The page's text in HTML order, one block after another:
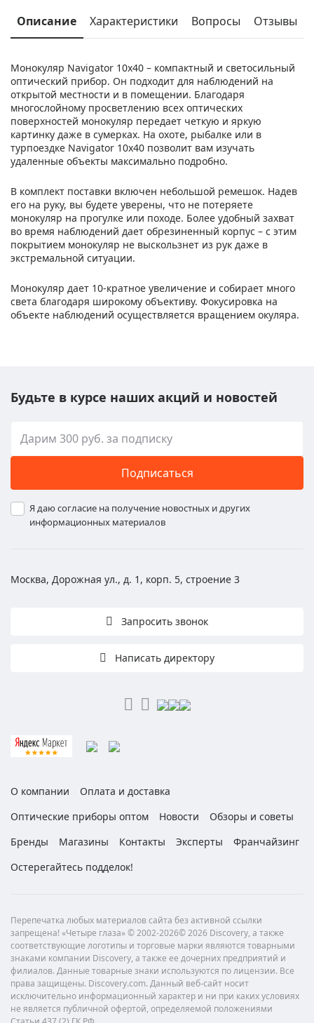
Описание Характеристики Вопросы Отзывы
Монокуляр Navigator 10x40 – компактный и светосильный
оптический прибор. Он подходит для наблюдений на
открытой местности и в помещении. Благодаря
многослойному просветлению всех оптических
поверхностей монокуляр передает четкую и яркую
картинку даже в сумерках. На охоте, рыбалке или в
турпоездке Navigator 10x40 позволит вам изучать
удаленные объекты максимально подробно.
В комплект поставки включен небольшой ремешок. Надев
его на руку, вы будете уверены, что не потеряете
монокуляр на прогулке или походе. Более удобный захват
во время наблюдений дает обрезиненный корпус – с этим
покрытием монокуляр не выскользнет из рук даже в
экстремальной ситуации.
Монокуляр дает 10-кратное увеличение и собирает много
света благодаря широкому объективу. Фокусировка на
объекте наблюдений осуществляется вращением окуляра.
Будьте в курсе наших акций и новостей
Подписаться
Я даю согласие на получение новостных и других
информационных материалов
Москва, Дорожная ул., д. 1, корп. 5, строение 3
Запросить звонок
Написать директору
О компании
Оплата и доставка
Оптические приборы оптом
Новости
Обзоры и советы
Бренды
Магазины Контакты Эксперты
Франчайзинг
Остерегайтесь подделок!
Перепечатка любых материалов сайта без активной ссылки
запрещена! «Четыре глаза» © 2002-2026© 2026 Discovery, а также
соответствующие логотипы и торговые марки являются товарными
знаками компании Discovery, а также ее дочерних предприятий и
филиалов. Данные товарные знаки используются по лицензии. Все
права защищены. Discovery.com. Данный веб-сайт носит
исключительно информационный характер и ни при каких условиях
не является публичной офертой, определяемой положениями